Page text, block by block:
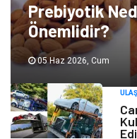
Prebiyotik
Önemlidir?
05 Haz 2026, Cum